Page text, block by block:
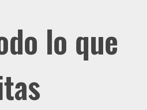
lo que